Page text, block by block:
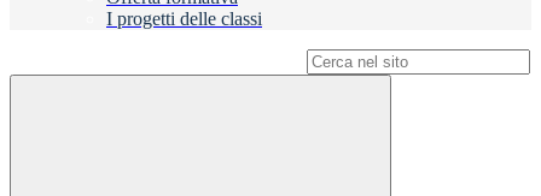
I progetti delle classi